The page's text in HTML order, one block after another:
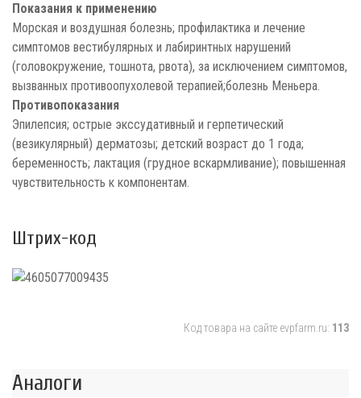
Показания к применению
Морская и воздушная болезнь; профилактика и лечение
симптомов вестибулярных и лабиринтных нарушений
(головокружение, тошнота, рвота), за исключением симптомов,
вызванных противоопухолевой терапией;болезнь Меньера.
Противопоказания
Эпилепсия; острые экссудативный и герпетический
(везикулярный) дерматозы; детский возраст до 1 года;
беременность; лактация (грудное вскармливание); повышенная
чувствительность к компонентам.
Штрих-код
Код товара на сайте evpfarm.ru: 113
Аналоги